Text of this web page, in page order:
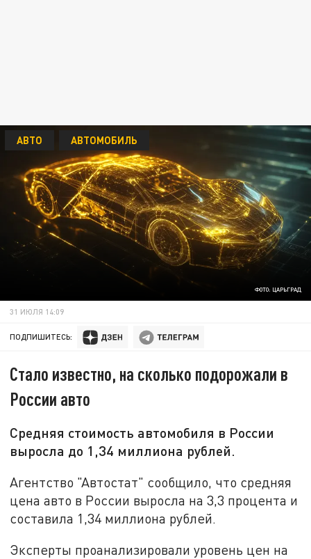
ФОТО: ЦАРЬГРАД
АВТО АВТОМОБИЛЬ
31 ИЮЛЯ 14:09
ПОДПИШИТЕСЬ:
Стало известно, на сколько подорожали в
России авто
Средняя стоимость автомобиля в России
выросла до 1,34 миллиона рублей.
Агентство "Автостат" сообщило, что средняя
цена авто в России выросла на 3,3 процента и
составила 1,34 миллиона рублей.
Эксперты проанализировали уровень цен на